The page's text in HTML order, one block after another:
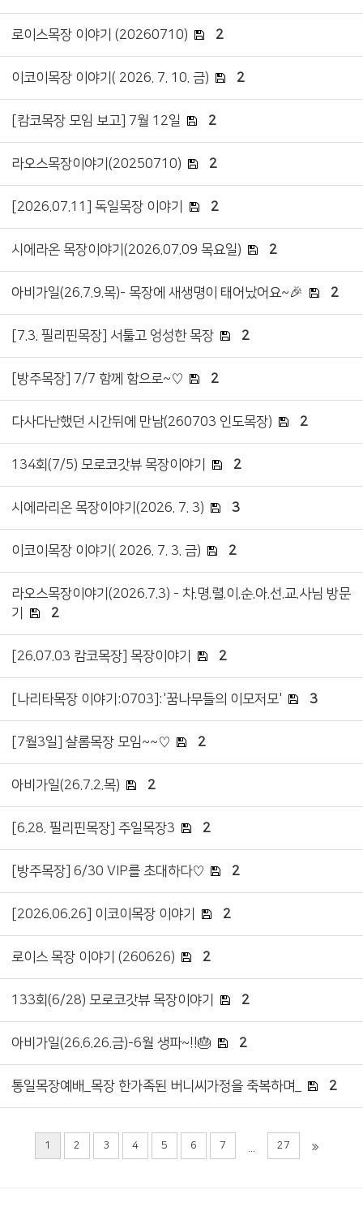
로이스목장 이야기 (20260710) 2
이코이목장 이야기( 2026. 7. 10. 금) 2
[캄코목장 모임 보고] 7월 12일 2
라오스목장이야기(20250710) 2
[2026.07.11] 독일목장 이야기 2
시에라온 목장이야기(2026.07.09 목요일) 2
아비가일(26.7.9.목)- 목장에 새생명이 태어났어요~🎉 2
[7.3. 필리핀목장] 서툴고 엉성한 목장 2
[방주목장] 7/7 함께 함으로~♡ 2
다사다난했던 시간뒤에 만남(260703 인도목장) 2
134회(7/5) 모로코갓뷰 목장이야기 2
시에라리온 목장이야기(2026. 7. 3) 3
이코이목장 이야기( 2026. 7. 3. 금) 2
라오스목장이야기(2026.7.3) - 차.명.렬.이.순.아.선.교.사님 방문
기
2
[26.07.03 캄코목장] 목장이야기 2
[나리타목장 이야기:0703]:'꿈나무들의 이모저모' 3
[7월3일] 샬롬목장 모임~~♡ 2
아비가일(26.7.2.목) 2
[6.28. 필리핀목장] 주일목장3 2
[방주목장] 6/30 VIP를 초대하다♡ 2
[2026.06.26] 이코이목장 이야기 2
로이스 목장 이야기 (260626) 2
133회(6/28) 모로코갓뷰 목장이야기 2
아비가일(26.6.26.금)-6월 생파~!!🎂 2
통일목장예배_목장 한가족된 버니씨가정을 축복하며_ 2
1 2 3 4 5 6 7 27